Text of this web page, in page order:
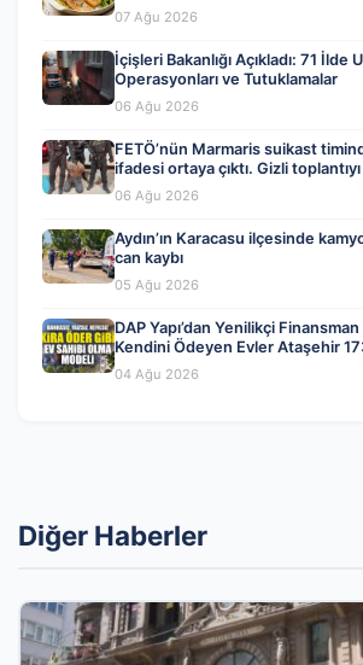
07 Ağu 2026
İçişleri Bakanlığı Açıkladı: 71 İlde
Operasyonları ve Tutuklamalar
06 Ağu 2026
FETÖ’nün Marmaris suikast
ifadesi ortaya çıktı. Gizli
06 Ağu 2026
Aydın’ın Karacasu ilçesinde
can kaybı
05 Ağu 2026
DAP Yapı’dan Yenilikçi
Kendini Ödeyen Evler Ataşehir
04 Ağu 2026
Diğer Haberler